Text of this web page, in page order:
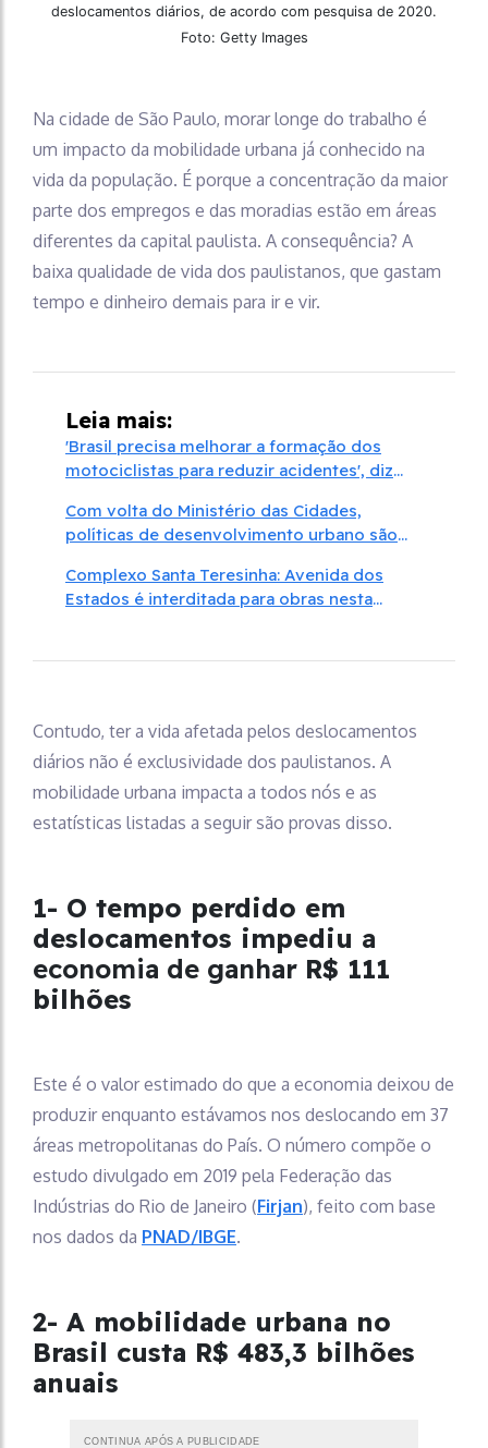
deslocamentos diários, de acordo com pesquisa de 2020.
Foto: Getty Images
Na cidade de São Paulo, morar longe do trabalho é
um impacto da mobilidade urbana já conhecido na
vida da população. É porque a concentração da maior
parte dos empregos e das moradias estão em áreas
diferentes da capital paulista. A consequência? A
baixa qualidade de vida dos paulistanos, que gastam
tempo e dinheiro demais para ir e vir.
Leia mais:
'Brasil precisa melhorar a formação dos
motociclistas para reduzir acidentes', diz
Com volta do Ministério das Cidades,
políticas de desenvolvimento urbano são
Complexo Santa Teresinha: Avenida dos
Estados é interditada para obras nesta
Contudo, ter a vida afetada pelos deslocamentos
diários não é exclusividade dos paulistanos. A
mobilidade urbana impacta a todos nós e as
estatísticas listadas a seguir são provas disso.
1- O tempo perdido em
deslocamentos impediu a
economia de ganhar R$ 111
bilhões
Este é o valor estimado do que a economia deixou de
produzir enquanto estávamos nos deslocando em 37
áreas metropolitanas do País. O número compõe o
estudo divulgado em 2019 pela Federação das
Indústrias do Rio de Janeiro (Firjan), feito com base
nos dados da PNAD/IBGE.
2- A mobilidade urbana no
Brasil custa R$ 483,3 bilhões
anuais
CONTINUA APÓS A PUBLICIDADE